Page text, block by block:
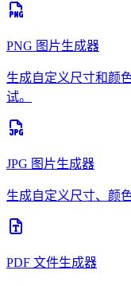
PNG 图片生成器
生成自定义尺寸和颜
试。
JPG 图片生成器
生成自定义尺寸、颜
PDF 文件生成器